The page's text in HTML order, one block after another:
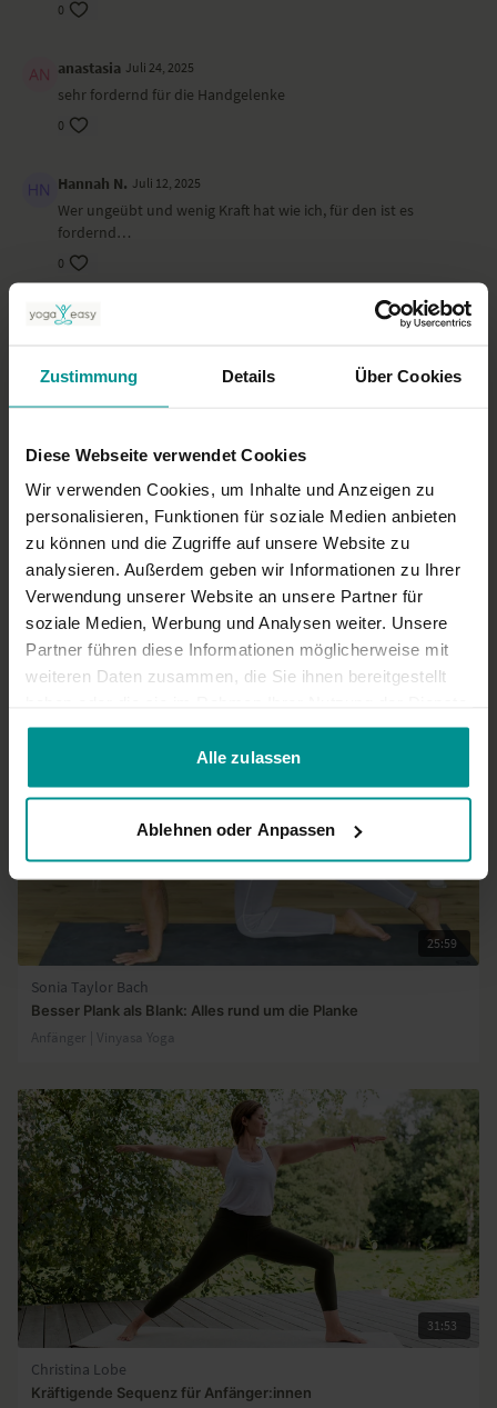
Zustimmung Details Über Cookies
Diese Webseite verwendet Cookies
Wir verwenden Cookies, um Inhalte und Anzeigen zu
personalisieren, Funktionen für soziale Medien anbieten
zu können und die Zugriffe auf unsere Website zu
analysieren. Außerdem geben wir Informationen zu Ihrer
Verwendung unserer Website an unsere Partner für
soziale Medien, Werbung und Analysen weiter. Unsere
Partner führen diese Informationen möglicherweise mit
weiteren Daten zusammen, die Sie ihnen bereitgestellt
gesammelt haben.
Alle zulassen
Ablehnen oder Anpassen
0
anastasia Juli 24, 2025
sehr fordernd für die Handgelenke
0
Hannah N. Juli 12, 2025
Wer ungeübt und wenig Kraft hat wie ich, für den ist es
fordernd…
0
Astrid M.
Laufen. Gerne mehr davon.Vielen Dank!
Vera Mai 12, 2025
Das war toll, vielen lieben Dank !
0
Mehr laden
Ähnliche Videos
25:59
Sonia Taylor Bach
Besser Plank als Blank: Alles rund um die Planke
Anfänger | Vinyasa Yoga
31:53
Christina Lobe
Kräftigende Sequenz für Anfänger:innen